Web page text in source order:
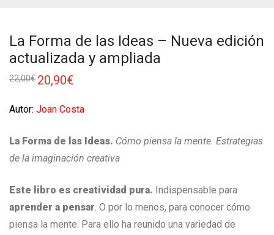
La Forma de las Ideas – Nueva edición
actualizada y ampliada
22,00€ 20,90€
Autor: Joan Costa
La Forma de las Ideas. Cómo piensa la mente. Estrategias
de la imaginación creativa
Este libro es creatividad pura. Indispensable para
aprender a pensar. O por lo menos, para conocer cómo
piensa la mente. Para ello ha reunido una variedad de